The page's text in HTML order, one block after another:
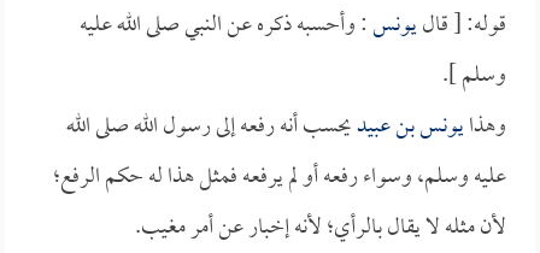
قوله: [ قاليونس: وأحسبه ذكره عن النبي صلى الله عليه
وسلم ].
وهذايونس بن عبيديحسب أنه رفعه إلى رسول الله صلى الله
عليه وسلم، وسواء رفعه أو لم يرفعه فمثل هذا له حكم الرفع؛
لأن مثله لا يقال بالرأي؛ لأنه إخبار عن أمر مغيب.